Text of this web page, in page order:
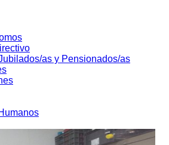
as y Pensionados/as